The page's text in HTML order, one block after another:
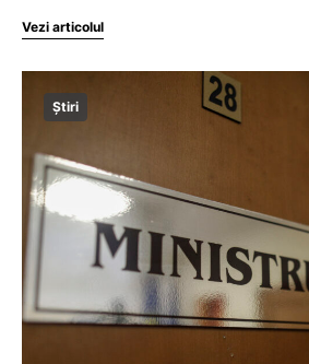
Vezi articolul
Știri